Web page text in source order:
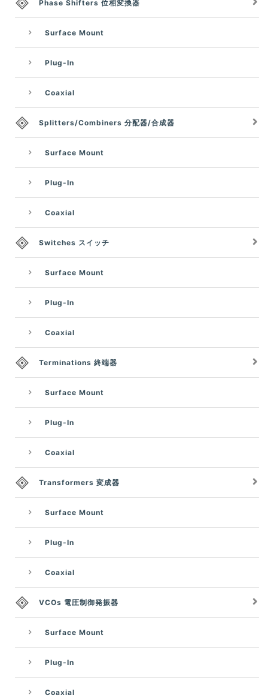
Phase Shifters 位相変換器
Surface Mount
Plug-In
Coaxial
Splitters/Combiners 分配器/合成器
Surface Mount
Plug-In
Coaxial
Switches スイッチ
Surface Mount
Plug-In
Coaxial
Terminations 終端器
Surface Mount
Plug-In
Coaxial
Transformers 変成器
Surface Mount
Plug-In
Coaxial
VCOs 電圧制御発振器
Surface Mount
Plug-In
Coaxial